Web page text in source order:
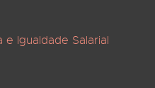
Igualdade Salarial